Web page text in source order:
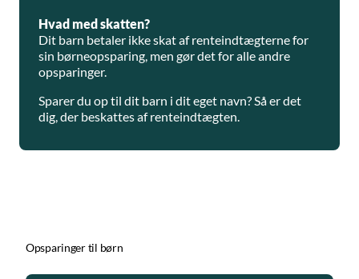
Hvad med skatten?
Dit barn betaler ikke skat af renteindtægterne for
sin børneopsparing, men gør det for alle andre
opsparinger.
Sparer du op til dit barn i dit eget navn? Så er det
dig, der beskattes af renteindtægten.
Opsparinger til børn